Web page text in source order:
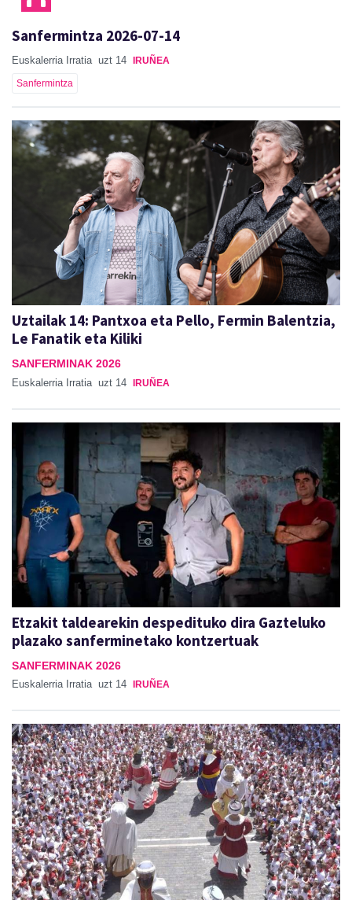
Sanfermintza 2026-07-14
Euskalerria Irratia uzt 14 IRUÑEA
Sanfermintza
Uztailak 14: Pantxoa eta Pello, Fermin Balentzia,
Le Fanatik eta Kiliki
SANFERMINAK 2026
Euskalerria Irratia uzt 14 IRUÑEA
Etzakit taldearekin despedituko dira Gazteluko
plazako sanferminetako kontzertuak
SANFERMINAK 2026
Euskalerria Irratia uzt 14 IRUÑEA